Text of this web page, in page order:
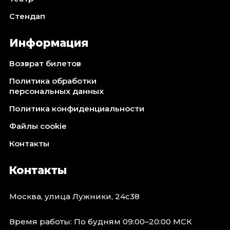
Октябрь 2026
Август 2026
Октябрь 2026
События
Август 2026
Ноябрь 2026
Январь 2027
Стендап
Информация
Возврат билетов
Политика обработки
персональных данных
Политика конфиденциальности
Файлы cookie
Контакты
Контакты
Москва, улица Лужники, 24с38
Время работы: По будням 09:00–20:00 МСК